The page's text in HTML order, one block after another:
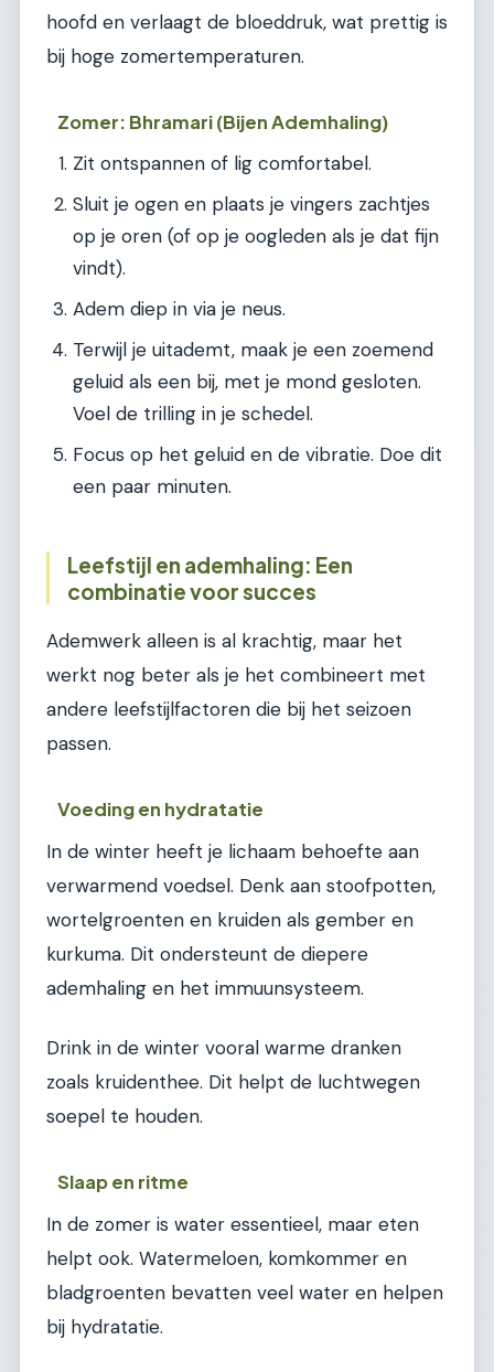
hoofd en verlaagt de bloeddruk, wat prettig is
bij hoge zomertemperaturen.
Zomer: Bhramari (Bijen Ademhaling)
Zit ontspannen of lig comfortabel.
Sluit je ogen en plaats je vingers zachtjes
op je oren (of op je oogleden als je dat fijn
vindt).
Adem diep in via je neus.
Terwijl je uitademt, maak je een zoemend
geluid als een bij, met je mond gesloten.
Voel de trilling in je schedel.
Focus op het geluid en de vibratie. Doe dit
een paar minuten.
Leefstijl en ademhaling: Een
combinatie voor succes
Ademwerk alleen is al krachtig, maar het
werkt nog beter als je het combineert met
andere leefstijlfactoren die bij het seizoen
passen.
Voeding en hydratatie
In de winter heeft je lichaam behoefte aan
verwarmend voedsel. Denk aan stoofpotten,
wortelgroenten en kruiden als gember en
kurkuma. Dit ondersteunt de diepere
ademhaling en het immuunsysteem.
Drink in de winter vooral warme dranken
zoals kruidenthee. Dit helpt de luchtwegen
soepel te houden.
Slaap en ritme
In de zomer is water essentieel, maar eten
helpt ook. Watermeloen, komkommer en
bladgroenten bevatten veel water en helpen
bij hydratatie.